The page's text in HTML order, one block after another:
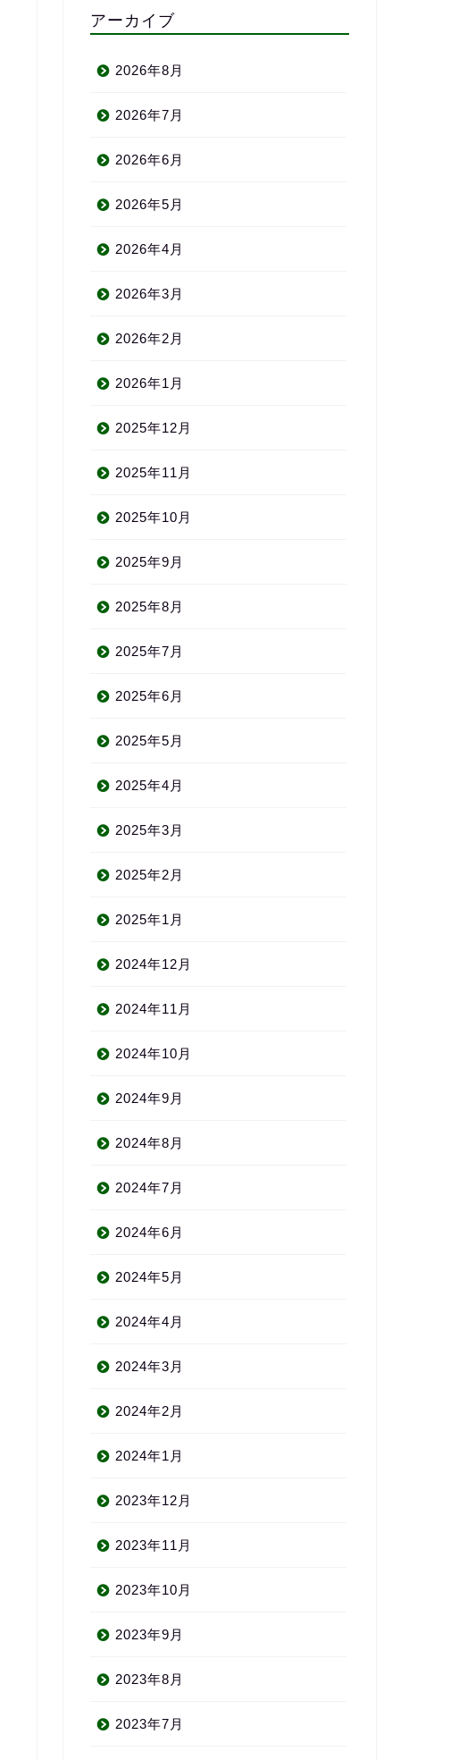
アーカイブ
2026年8月
2026年7月
2026年6月
2026年5月
2026年4月
2026年3月
2026年2月
2026年1月
2025年12月
2025年11月
2025年10月
2025年9月
2025年8月
2025年7月
2025年6月
2025年5月
2025年4月
2025年3月
2025年2月
2025年1月
2024年12月
2024年11月
2024年10月
2024年9月
2024年8月
2024年7月
2024年6月
2024年5月
2024年4月
2024年3月
2024年2月
2024年1月
2023年12月
2023年11月
2023年10月
2023年9月
2023年8月
2023年7月